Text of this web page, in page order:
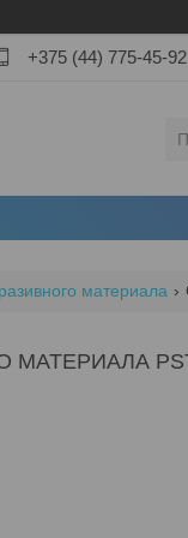
+375 (44) 775-45-92
материала